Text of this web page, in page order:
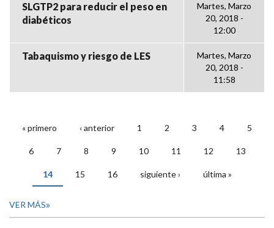
SLGTP2 para reducir el peso en
diabéticos
Martes, Marzo
20, 2018 -
12:00
Tabaquismo y riesgo de LES
Martes, Marzo
20, 2018 -
11:58
PÁGINAS
« primero ‹ anterior 1 2 3 4 5
6 7 8 9 10 11 12 13
14 15 16 siguiente › última »
VER MÁS